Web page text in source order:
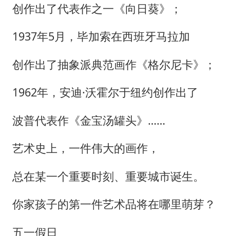
《龙餐馆》 冲奖
云南一男子胃中取出180颗铁钉
创作出了代表作之一《向日葵》；
1937年5月，毕加索在西班牙马拉加
创作出了抽象派典范画作《格尔尼卡》；
1962年，安迪·沃霍尔于纽约创作出了
波普代表作《金宝汤罐头》……
艺术史上，一件伟大的画作，
总在某一个重要时刻、重要城市诞生。
你家孩子的第一件艺术品将在哪里萌芽？
五一假日